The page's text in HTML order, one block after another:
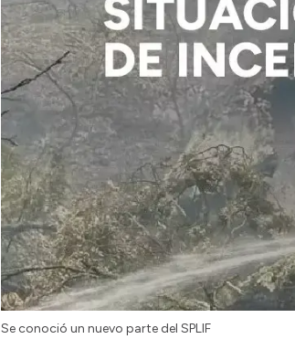
Se conoció un nuevo parte del SPLIF